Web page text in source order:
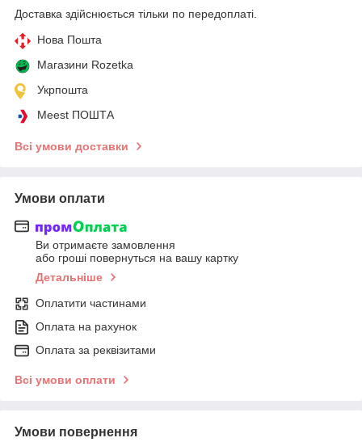
Доставка здійснюється тільки по передоплаті.
Нова Пошта
Магазини Rozetka
Укрпошта
Meest ПОШТА
Всі умови доставки
Умови оплати
Ви отримаєте замовлення
або гроші повернуться на вашу картку
Детальніше
Оплатити частинами
Оплата на рахунок
Оплата за реквізитами
Всі умови оплати
Умови повернення